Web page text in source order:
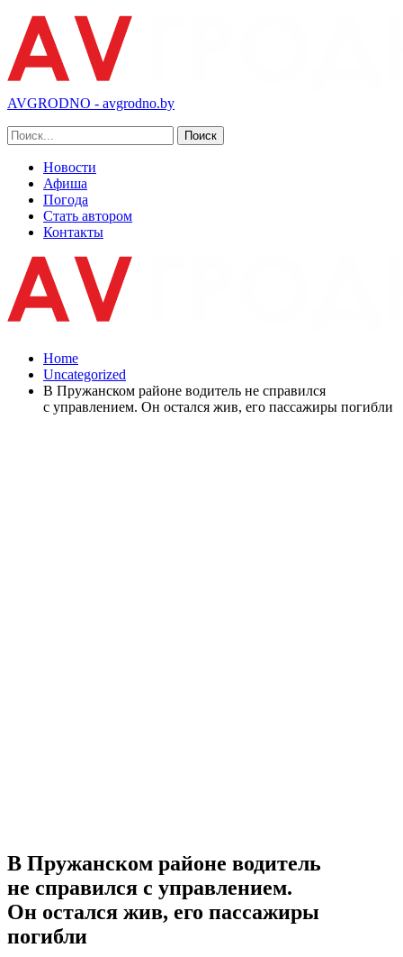
AVGRODNO - avgrodno.by
Новости
Афиша
Погода
Стать автором
Контакты
Home
Uncategorized
В Пружанском районе водитель не справился
с управлением. Он остался жив, его пассажиры погибли
В Пружанском районе водитель
не справился с управлением.
Он остался жив, его пассажиры
погибли